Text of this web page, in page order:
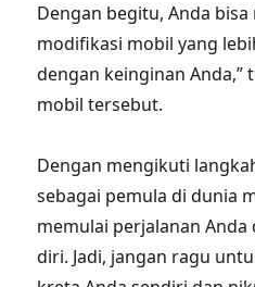
Dengan begitu, Anda
modifikasi mobil yang
dengan keinginan
mobil tersebut.
Dengan mengikuti
sebagai pemula di dunia
memulai perjalanan Anda
diri. Jadi, jangan ragu